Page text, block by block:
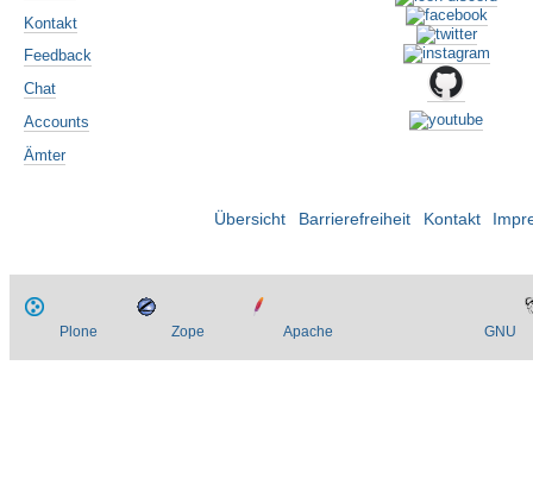
Kontakt
Feedback
Chat
Accounts
Ämter
Übersicht Barrierefreiheit Kontakt
Plone Zope Apache GNU